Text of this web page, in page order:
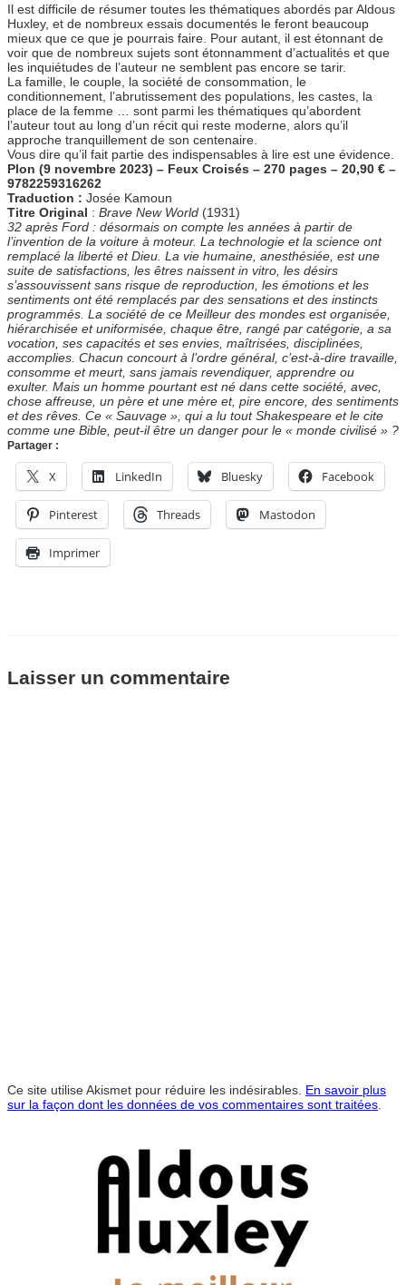
Il est difficile de résumer toutes les thématiques abordés par Aldous
Huxley, et de nombreux essais documentés le feront beaucoup
mieux que ce que je pourrais faire. Pour autant, il est étonnant de
voir que de nombreux sujets sont étonnamment d’actualités et que
les inquiétudes de l’auteur ne semblent pas encore se tarir.
La famille, le couple, la société de consommation, le
conditionnement, l’abrutissement des populations, les castes, la
place de la femme … sont parmi les thématiques qu’abordent
l’auteur tout au long d’un récit qui reste moderne, alors qu’il
approche tranquillement de son centenaire.
Vous dire qu’il fait partie des indispensables à lire est une évidence.
Plon (9 novembre 2023) – Feux Croisés – 270 pages – 20,90 € –
9782259316262
Traduction : Josée Kamoun
Titre Original : Brave New World (1931)
32 après Ford : désormais on compte les années à partir de
l’invention de la voiture à moteur. La technologie et la science ont
remplacé la liberté et Dieu. La vie humaine, anesthésiée, est une
suite de satisfactions, les êtres naissent in vitro, les désirs
s’assouvissent sans risque de reproduction, les émotions et les
sentiments ont été remplacés par des sensations et des instincts
programmés. La société de ce Meilleur des mondes est organisée,
hiérarchisée et uniformisée, chaque être, rangé par catégorie, a sa
vocation, ses capacités et ses envies, maîtrisées, disciplinées,
accomplies. Chacun concourt à l’ordre général, c’est-à-dire travaille,
consomme et meurt, sans jamais revendiquer, apprendre ou
exulter. Mais un homme pourtant est né dans cette société, avec,
chose affreuse, un père et une mère et, pire encore, des sentiments
et des rêves. Ce « Sauvage », qui a lu tout Shakespeare et le cite
comme une Bible, peut-il être un danger pour le « monde civilisé » ?
Partager :
X LinkedIn Bluesky Facebook
Pinterest Threads Mastodon
Imprimer
Laisser un commentaire
Ce site utilise Akismet pour réduire les indésirables. En savoir plus
sur la façon dont les données de vos commentaires sont traitées.